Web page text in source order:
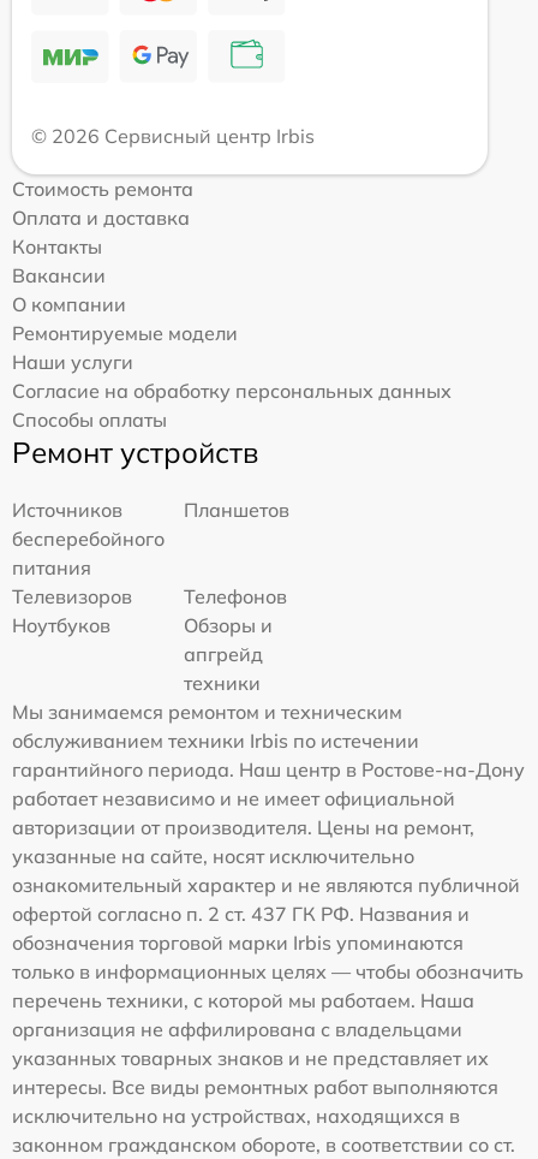
© 2026 Сервисный центр Irbis
Стоимость ремонта
Оплата и доставка
Контакты
Вакансии
О компании
Ремонтируемые модели
Наши услуги
Согласие на обработку персональных данных
Способы оплаты
Ремонт устройств
Источников
бесперебойного
питания
Планшетов
Телевизоров
Телефонов
Ноутбуков
Обзоры и
апгрейд
техники
Мы занимаемся ремонтом и техническим
обслуживанием техники Irbis по истечении
гарантийного периода. Наш центр в Ростове-на-Дону
работает независимо и не имеет официальной
авторизации от производителя. Цены на ремонт,
указанные на сайте, носят исключительно
ознакомительный характер и не являются публичной
офертой согласно п. 2 ст. 437 ГК РФ. Названия и
обозначения торговой марки Irbis упоминаются
только в информационных целях — чтобы обозначить
перечень техники, с которой мы работаем. Наша
организация не аффилирована с владельцами
указанных товарных знаков и не представляет их
интересы. Все виды ремонтных работ выполняются
исключительно на устройствах, находящихся в
законном гражданском обороте, в соответствии со ст.